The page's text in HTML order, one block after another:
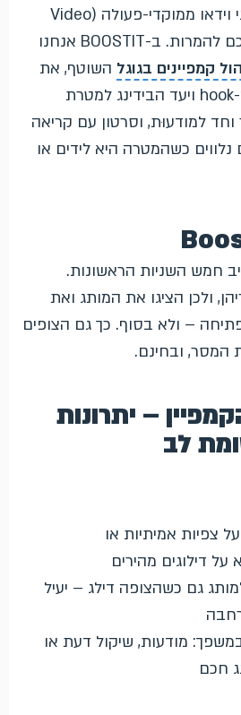
שיקול דעת, או קמפייני וידאו ממוקדי-פעולה (Video
Action) עם בידינג חכם להמרות. ב-BOOSTIT אנחנו
קמפיינים בגוגל השוטף, את
אורך הסרטון, מבנה ה-hook ויעד הבידינג למטרת
למודעוּת, וסרטון עם קריאה
נלווים כשהמטרה היא לידים או
חמש השניות הראשונות.
ולכן הציגו את המותג ואת
– ולא בסוף. כך גם הצופים
המסר, ובחינם.
– יתרונות
לב
צפיות אמיתיות או
על דילוגים מהירים
גם כשהצופה דילג – יעיל
מודעות, שיקול דעת או
חכם